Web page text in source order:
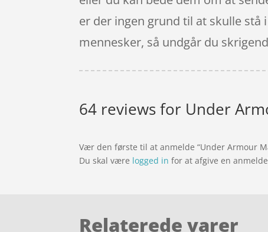
er der ingen grund til at skulle stå
mennesker, så undgår du
64 reviews for Under
Vær den første til at anmelde “Under Armour
Du skal være logged in for at afgive en
Relaterede varer